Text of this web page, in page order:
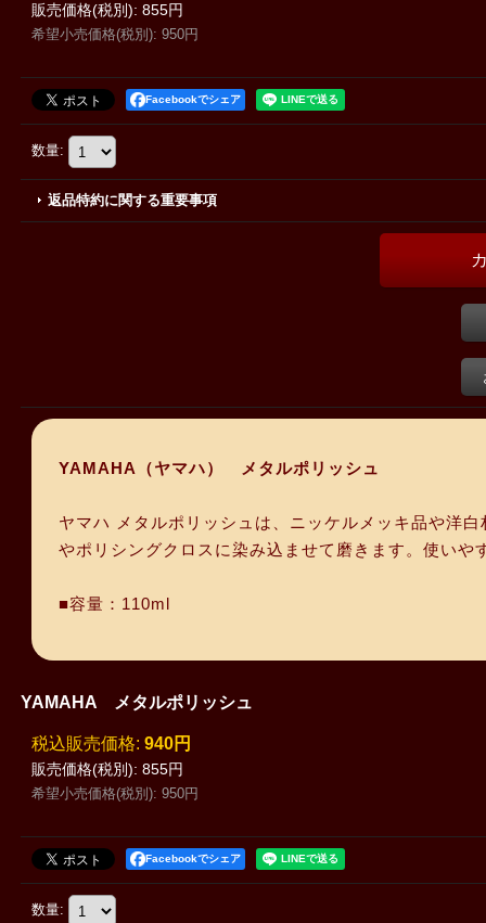
販売価格(税別): 855円
希望小売価格(税別): 950円
Facebookでシェア
数量:
返品特約に関する重要事項
YAMAHA（ヤマハ） メタルポリッシュ
ヤマハ メタルポリッシュは、ニッケルメッキ品や洋
やポリシングクロスに染み込ませて磨きます。使い
■容量：110ml
YAMAHA メタルポリッシュ
販売価格(税別): 855円
税込 : 940円
希望小売価格(税別): 950円
Facebookでシェア
数量: